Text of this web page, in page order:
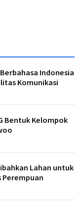
Indonesia
Komunikasi
Bentuk Kelompok
Lahan untuk
Perempuan